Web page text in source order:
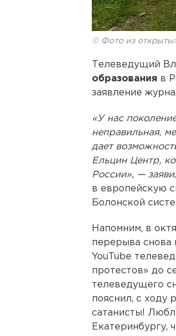
© Фото из
Телеведущий
образования в
заявление
«У нас
неправильная,
дает
Ельцин Центр,
России», —
в европейскую
Болонской
Напомним, в
перерыва снова
YouTube
протестов» до
телеведущего
пояснил, с ходу
сатанисты!
Екатеринбургу,